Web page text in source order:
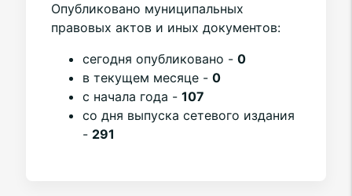
Опубликовано муниципальных
правовых актов и иных документов:
cегодня опубликовано - 0
в текущем месяце - 0
с начала года - 107
со дня выпуска сетевого издания
- 291